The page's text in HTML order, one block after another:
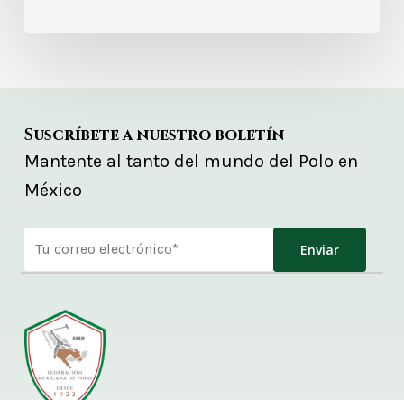
Suscríbete a nuestro boletín
Mantente al tanto del mundo del Polo en
México